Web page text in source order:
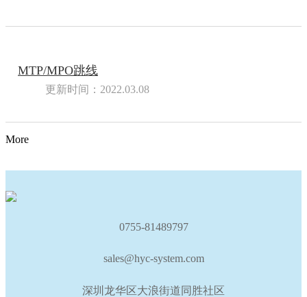
MTP/MPO跳线
更新时间：2022.03.08
More
0755-81489797
sales@hyc-system.com
深圳龙华区大浪街道同胜社区